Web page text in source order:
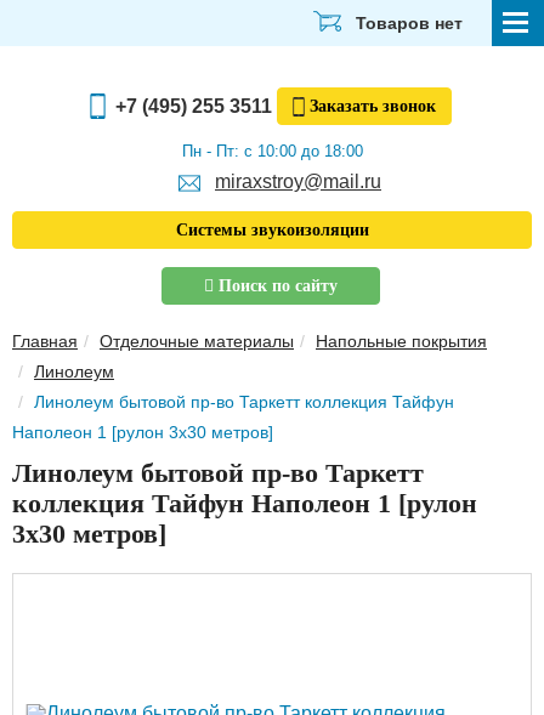
ОТДЕЛОЧНЫЕ МАТЕРИАЛЫ
ЭЛЕКТРИКА И ОСВЕЩЕНИЕ
ЗВУКОИЗОЛЯЦИЯ
ТЕПЛОИЗОЛЯЦИЯ
О компании
Скачать прайс-лист
Оплата
Товаров нет
+7 (495) 255 3511 Заказать звонок
Пн - Пт: с 10:00 до 18:00
miraxstroy@mail.ru
Системы звукоизоляции
Поиск по сайту
Главная Отделочные материалы
Напольные покрытия
Линолеум
Линолеум бытовой пр-во Таркетт коллекция Тайфун
Наполеон 1 [рулон 3х30 метров]
Линолеум бытовой пр-во Таркетт
коллекция Тайфун Наполеон 1 [рулон
3х30 метров]